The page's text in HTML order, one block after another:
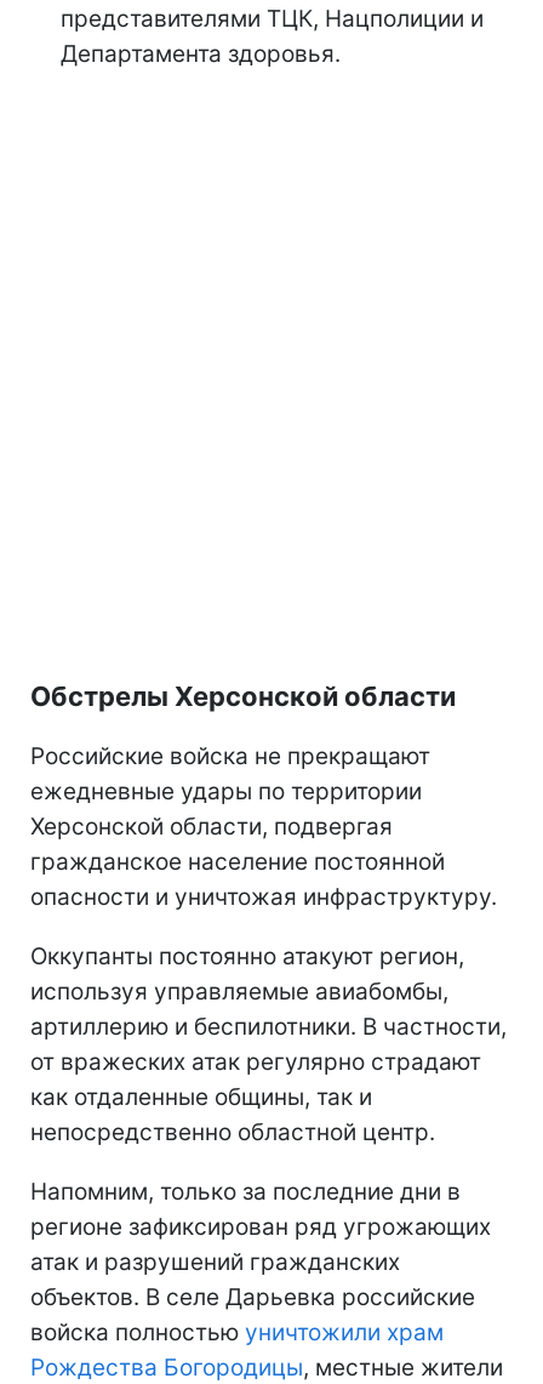
представителями ТЦК, Нацполиции и
Департамента здоровья.
Обстрелы Херсонской области
Российские войска не прекращают
ежедневные удары по территории
Херсонской области, подвергая
гражданское население постоянной
опасности и уничтожая инфраструктуру.
Оккупанты постоянно атакуют регион,
используя управляемые авиабомбы,
артиллерию и беспилотники. В частности,
от вражеских атак регулярно страдают
как отдаленные общины, так и
непосредственно областной центр.
Напомним, только за последние дни в
регионе зафиксирован ряд угрожающих
атак и разрушений гражданских
объектов. В селе Дарьевка российские
войска полностью уничтожили храм
Рождества Богородицы, местные жители